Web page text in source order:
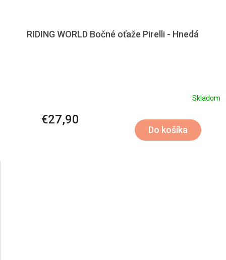
RIDING WORLD Bočné oťaže Pirelli - Hnedá
Skladom
€27,90
Do košíka